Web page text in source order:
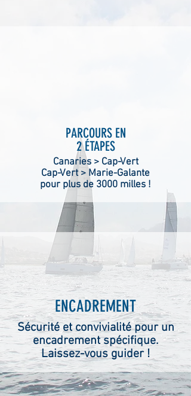
PARCOURS EN
2ÉTAPES
Canaries > Cap-Vert
Cap-Vert > Marie-Galante
pour plus de 3000 milles !
ENCADREMENT
Sécurité et convivialité pour un
encadrement spécifique.
Laissez-vous guider !